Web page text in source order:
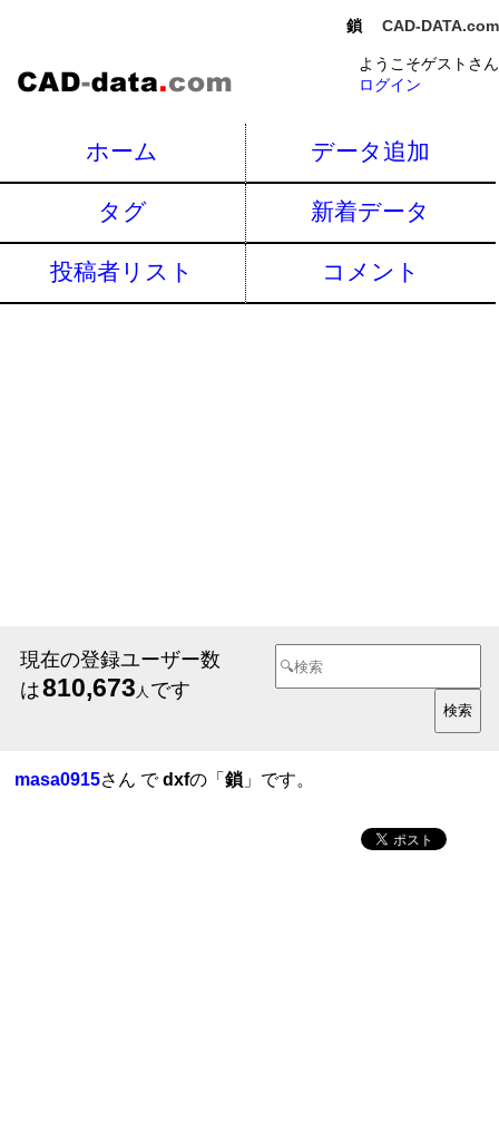
鎖 CAD-DATA.com
ようこそゲストさん
ログイン
ホーム データ追加
タグ 新着データ
投稿者リスト コメント
現在の登録ユーザー数
は810,673 人 です
masa0915さん でdxfの「鎖 」です。